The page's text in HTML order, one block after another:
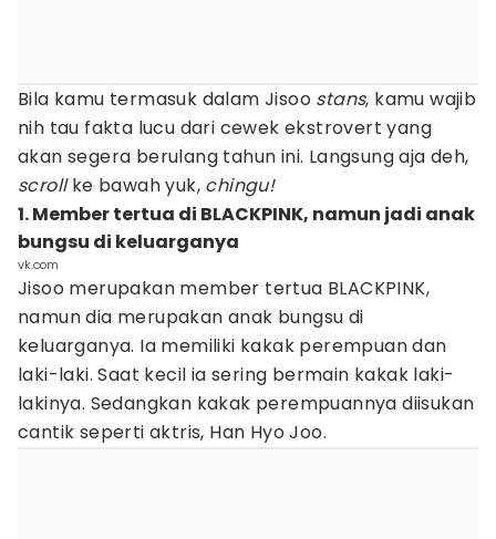
Bila kamu termasuk dalam Jisoo stans, kamu wajib
nih tau fakta lucu dari cewek ekstrovert yang
akan segera berulang tahun ini. Langsung aja deh,
scrollke bawah yuk, chingu!
1. Member tertua di BLACKPINK, namun jadi anak
bungsu di keluarganya
vk.com
Jisoo merupakan member tertua BLACKPINK,
namun dia merupakan anak bungsu di
keluarganya. Ia memiliki kakak perempuan dan
laki-laki. Saat kecil ia sering bermain kakak laki-
lakinya. Sedangkan kakak perempuannya diisukan
cantik seperti aktris, Han Hyo Joo.